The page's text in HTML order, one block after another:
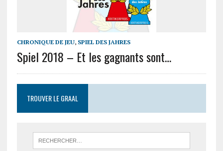
CHRONIQUE DE JEU, SPIEL DES JAHRES
Spiel 2018 – Et les gagnants sont…
TROUVER LE GRAAL